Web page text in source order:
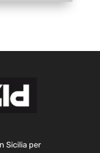
Sicilia per